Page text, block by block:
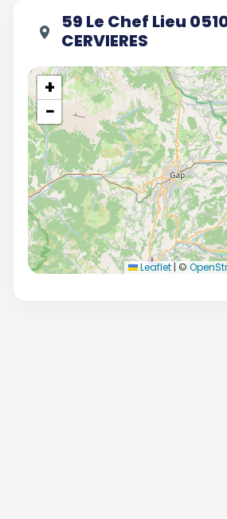
59 Le Chef Lieu
CERVIERES
+
−
Leaflet | ©